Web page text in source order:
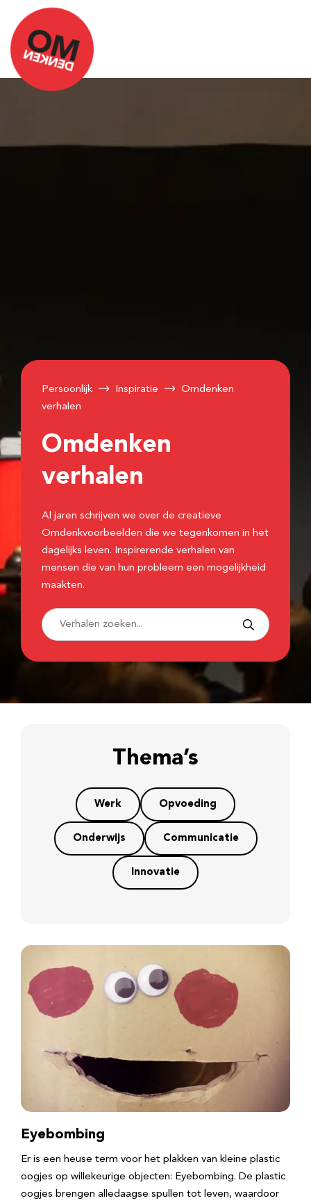
Persoonlijk Inspiratie
Omdenken
verhalen
Omdenken
verhalen
Al jaren schrijven we over de creatieve
Omdenkvoorbeelden die we tegenkomen in het
dagelijks leven. Inspirerende verhalen van
mensen die van hun probleem een mogelijkheid
maakten.
Thema’s
Werk Opvoeding
Onderwijs Communicatie
Innovatie
Eyebombing
Er is een heuse term voor het plakken van kleine plastic
oogjes op willekeurige objecten: Eyebombing. De plastic
oogjes brengen alledaagse spullen tot leven, waardoor